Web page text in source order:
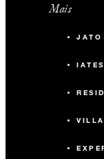
Mais
JATO
IATES